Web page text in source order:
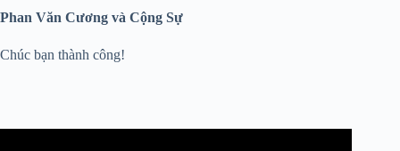
Phan Văn Cương và Cộng Sự
Chúc bạn thành công!